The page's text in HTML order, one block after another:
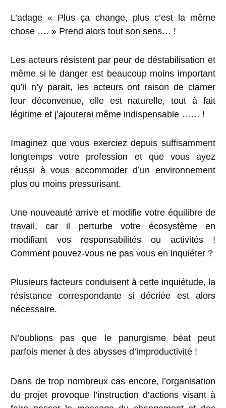
L’adage « Plus ça change, plus c’est la même
chose …. » Prend alors tout son sens… !
Les acteurs résistent par peur de déstabilisation et
même si le danger est beaucoup moins important
qu’il n’y parait, les acteursont raison de clamer
leur déconvenue, elle est naturelle, tout à fait
légitime et j’ajouterai même indispensable …… !
Imaginez que vous exerciez depuis suffisamment
longtemps votre profession et que vous ayez
réussi à vous accommoder d’un environnement
plus ou moins pressurisant.
Une nouveauté arrive et modifie votre équilibre de
travail, car il perturbe votre écosystème en
modifiant vos responsabilités ou activités !
Comment pouvez-vous ne pas vous en inquiéter ?
Plusieurs facteurs conduisent à cette inquiétude, la
résistance correspondante si décriée est alors
nécessaire.
N’oublions pas que le panurgisme béat peut
parfois mener à des abysses d’improductivité !
Dans de trop nombreux cas encore, l’organisation
du projet provoque l’instruction d’actions visant à